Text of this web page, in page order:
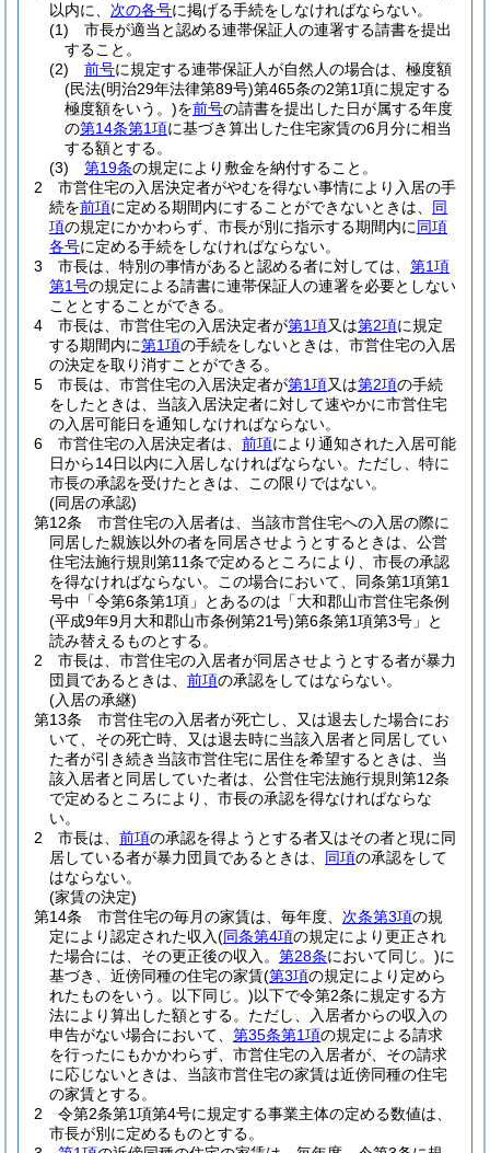
以内に、 次の各号に掲げる手続をしなければならない。
(1)
市長が適当と認める連帯保証人の連署する請書を提出
すること。
(2)
前号に規定する連帯保証人が自然人の場合は、極度額
(民法(明治29年法律第89号)第465条の2第1項に規定する
極度額をいう。)を前号の請書を提出した日が属する年度
の第14条第1項に基づき算出した住宅家賃の6月分に相当
する額とする。
(3)
第19条の規定により敷金を納付すること。
2
市営住宅の入居決定者がやむを得ない事情により入居の手
続を前項に定める期間内にすることができないときは、 同
項の規定にかかわらず、市長が別に指示する期間内に同項
各号に定める手続をしなければならない。
3
市長は、特別の事情があると認める者に対しては、 第1項
第1号の規定による請書に連帯保証人の連署を必要としない
こととすることができる。
4
市長は、市営住宅の入居決定者が第1項又は第2項に規定
する期間内に第1項の手続をしないときは、市営住宅の入居
の決定を取り消すことができる。
5
市長は、市営住宅の入居決定者が第1項又は第2項の手続
をしたときは、当該入居決定者に対して速やかに市営住宅
の入居可能日を通知しなければならない。
6
市営住宅の入居決定者は、 前項により通知された入居可能
日から14日以内に入居しなければならない。 ただし、特に
市長の承認を受けたときは、この限りではない。
(同居の承認)
第12条
市営住宅の入居者は、当該市営住宅への入居の際に
同居した親族以外の者を同居させようとするときは、公営
住宅法施行規則第11条で定めるところにより、市長の承認
を得なければならない。
この場合において、同条第1項第1
号中「令第6条第1項」とあるのは「大和郡山市営住宅条例
(平成9年9月大和郡山市条例第21号)第6条第1項第3号」と
読み替えるものとする。
2
市長は、市営住宅の入居者が同居させようとする者が暴力
団員であるときは、 前項の承認をしてはならない。
(入居の承継)
第13条
市営住宅の入居者が死亡し、又は退去した場合にお
いて、その死亡時、又は退去時に当該入居者と同居してい
た者が引き続き当該市営住宅に居住を希望するときは、当
該入居者と同居していた者は、公営住宅法施行規則第12条
で定めるところにより、市長の承認を得なければならな
い。
2
市長は、 前項の承認を得ようとする者又はその者と現に同
居している者が暴力団員であるときは、 同項の承認をして
はならない。
(家賃の決定)
第14条
市営住宅の毎月の家賃は、毎年度、 次条第3項の規
定により認定された収入(同条第4項の規定により更正され
た場合には、その更正後の収入。 第28条において同じ。)に
基づき、近傍同種の住宅の家賃(第3項の規定により定めら
れたものをいう。以下同じ。)以下で令第2条に規定する方
法により算出した額とする。 ただし、入居者からの収入の
申告がない場合において、 第35条第1項の規定による請求
を行ったにもかかわらず、市営住宅の入居者が、その請求
に応じないときは、当該市営住宅の家賃は近傍同種の住宅
の家賃とする。
2
令第2条第1項第4号に規定する事業主体の定める数値は、
市長が別に定めるものとする。